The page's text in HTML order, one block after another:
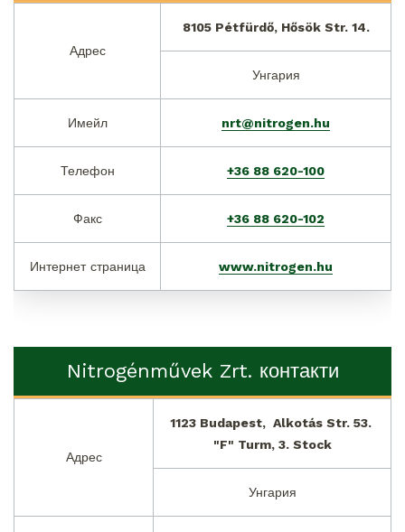
Адрес
8105 Pétfürdő, Hősök Str. 14.
Унгария
Имейл nrt@nitrogen.hu
Телефон +36 88 620-100
Факс +36 88 620-102
Интернет страница www.nitrogen.hu
Nitrogénművek Zrt. контакти
Адрес
1123 Budapest,  Alkotás Str. 53.
"F" Turm, 3. Stock
Унгария